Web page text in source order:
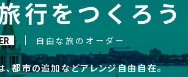
行をつくろう
自由な旅のオーダー
、都市の追加などアレンジ自由自在。